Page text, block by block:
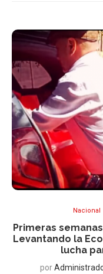
Nacional
Primeras
Levantando la
lucha
por